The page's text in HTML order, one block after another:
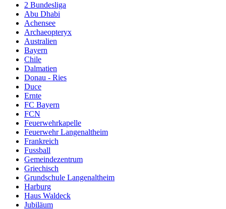
2 Bundesliga
Abu Dhabi
Achensee
Archaeopteryx
Australien
Bayern
Chile
Dalmatien
Donau - Ries
Duce
Ernte
FC Bayern
FCN
Feuerwehrkapelle
Feuerwehr Langenaltheim
Frankreich
Fussball
Gemeindezentrum
Griechisch
Grundschule Langenaltheim
Harburg
Haus Waldeck
Jubiläum